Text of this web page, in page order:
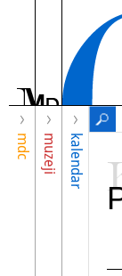
mdc muzeji kalendar